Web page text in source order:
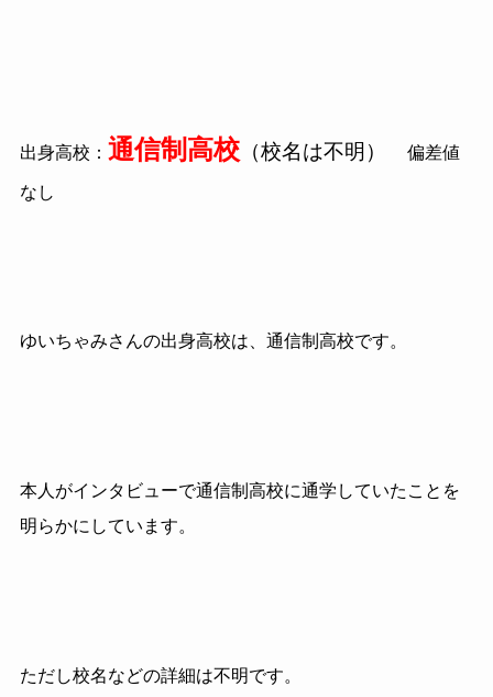
出身高校： 通信制高校（校名は不明） 偏差値
なし
ゆいちゃみさんの出身高校は、通信制高校です。
本人がインタビューで通信制高校に通学していたことを
明らかにしています。
ただし校名などの詳細は不明です。